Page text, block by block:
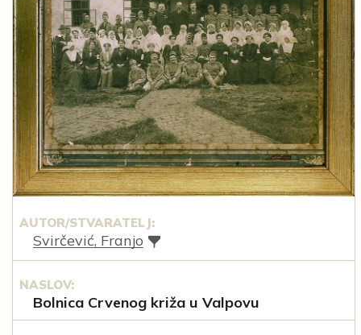
AUTOR/STVARATELJ:
Svirčević, Franjo
NASLOV:
Bolnica Crvenog križa u Valpovu